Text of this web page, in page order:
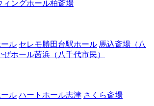
ィングホール柏斎場
ル セレモ勝田台駅ホール 馬込斎場（八
ぜホール茜浜（八千代市民）
ル ハートホール志津 さくら斎場